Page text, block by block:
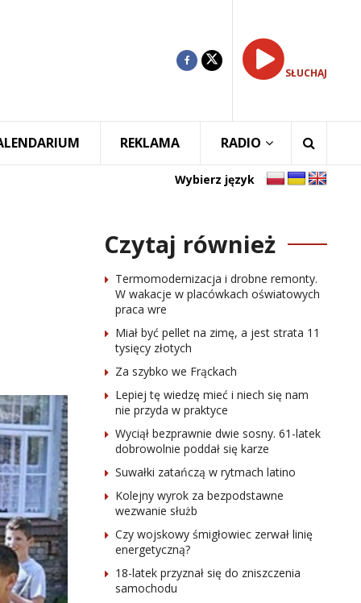
SŁUCHAJ
REKLAMA RADIO
Wybierz język
Czytaj również
Termomodernizacja i drobne remonty.
W wakacje w placówkach oświatowych
praca wre
Miał być pellet na zimę, a jest strata 11
tysięcy złotych
Za szybko we Frąckach
Lepiej tę wiedzę mieć i niech się nam
nie przyda w praktyce
Wyciął bezprawnie dwie sosny. 61-latek
dobrowolnie poddał się karze
Suwałki zatańczą w rytmach latino
Kolejny wyrok za bezpodstawne
wezwanie służb
Czy wojskowy śmigłowiec zerwał linię
energetyczną?
18-latek przyznał się do zniszczenia
samochodu